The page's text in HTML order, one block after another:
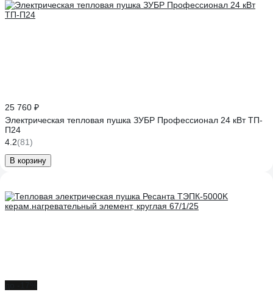
25 760 ₽
Электрическая тепловая пушка ЗУБР Профессионал 24 кВт ТП-
П24
4.2(81)
В корзину